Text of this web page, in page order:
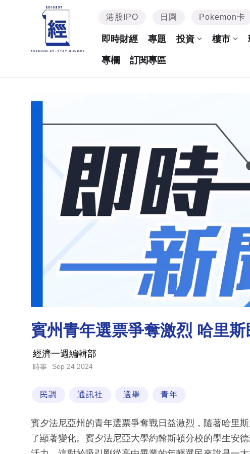
港股IPO 日圓 Pokemon卡
即時財經 專題 投資 樓市
專欄 訂閱專區
賓州青年選票爭奪激烈 哈里
經濟一週編輯部
時事 Sep 24 2024
民調 通訊社 選舉 青年
賓夕法尼亞州的青年選票爭奪戰日益激烈，隨著哈里
了顯著變化。賓夕法尼亞大學約翰斯頓分校的學生安